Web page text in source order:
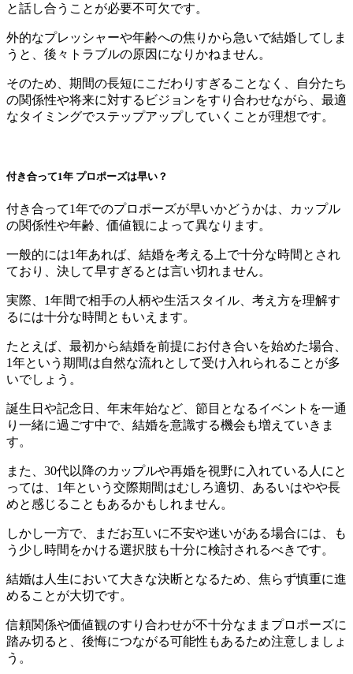
と話し合うことが必要不可欠です。
外的なプレッシャーや年齢への焦りから急いで結婚してしま
うと、後々トラブルの原因になりかねません。
そのため、期間の長短にこだわりすぎることなく、自分たち
の関係性や将来に対するビジョンをすり合わせながら、最適
なタイミングでステップアップしていくことが理想です。
付き合って1年 プロポーズは早い？
付き合って1年でのプロポーズが早いかどうかは、カップル
の関係性や年齢、価値観によって異なります。
一般的には1年あれば、結婚を考える上で十分な時間とされ
ており、決して早すぎるとは言い切れません。
実際、1年間で相手の人柄や生活スタイル、考え方を理解す
るには十分な時間ともいえます。
たとえば、最初から結婚を前提にお付き合いを始めた場合、
1年という期間は自然な流れとして受け入れられることが多
いでしょう。
誕生日や記念日、年末年始など、節目となるイベントを一通
り一緒に過ごす中で、結婚を意識する機会も増えていきま
す。
また、30代以降のカップルや再婚を視野に入れている人にと
っては、1年という交際期間はむしろ適切、あるいはやや長
めと感じることもあるかもしれません。
しかし一方で、まだお互いに不安や迷いがある場合には、も
う少し時間をかける選択肢も十分に検討されるべきです。
結婚は人生において大きな決断となるため、焦らず慎重に進
めることが大切です。
信頼関係や価値観のすり合わせが不十分なままプロポーズに
踏み切ると、後悔につながる可能性もあるため注意しましょ
う。